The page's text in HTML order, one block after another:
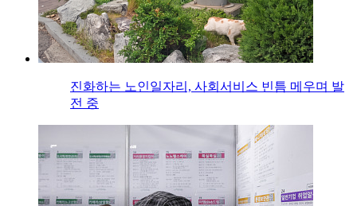
진화하는 노인일자리, 사회서비스 빈틈 메우며 발
전 중